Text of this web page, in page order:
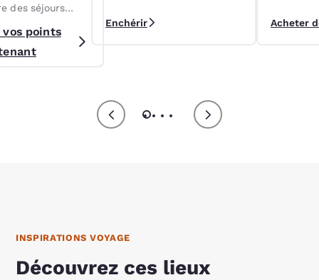
des séjours
des hôtels et
Preferred.
vos points
éliminatoires 2025 de la LCF!
Enchérir
des
Acheter
INSPIRATIONS VOYAGE
Découvrez ces lieux